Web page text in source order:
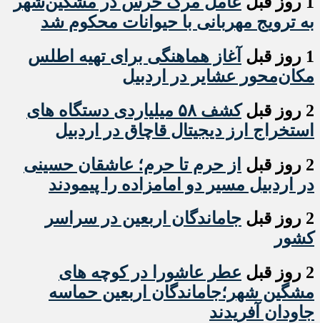
به ترویج مهربانی با حیوانات محکوم شد
1 روز قبل
آغاز هماهنگی برای تهیه اطلس
مکان‌محور عشایر در اردبیل
2 روز قبل
کشف ۵۸ میلیاردی دستگاه های
استخراج ارز دیجیتال قاچاق در اردبیل
2 روز قبل
از حرم تا حرم؛ عاشقان حسینی
در اردبیل مسیر دو امامزاده را پیمودند
2 روز قبل
جاماندگان اربعین در سراسر
کشور
2 روز قبل
عطر عاشورا در کوچه های
مشگین شهر؛جاماندگان اربعین حماسه
جاودان آفریدند